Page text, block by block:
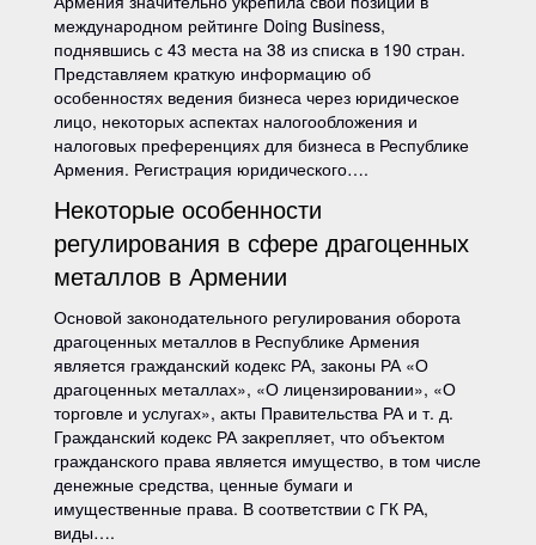
международном рейтинге Doing Business,
поднявшись с 43 места на 38 из списка в 190 стран.
Представляем краткую информацию об
особенностях ведения бизнеса через юридическое
лицо, некоторых аспектах налогообложения и
налоговых преференциях для бизнеса в Республике
Армения. Регистрация юридического….
Некоторые особенности
регулирования в сфере драгоценных
металлов в Армении
Основой законодательного регулирования оборота
драгоценных металлов в Республике Армения
является гражданский кодекс РА, законы РА «О
драгоценных металлах», «О лицензировании», «О
торговле и услугах», акты Правительства РА и т. д.
Гражданский кодекс РА закрепляет, что объектом
гражданского права является имущество, в том числе
денежные средства, ценные бумаги и
имущественные права. В соответствии c ГК РА,
виды….